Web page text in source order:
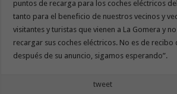
puntos de recarga para los coches eléctricos
tanto para el beneficio de nuestros vecinos y
visitantes y turistas que vienen a La Gomera y
recargar sus coches eléctricos. No es de recibo
después de su anuncio, sigamos esperando”.
tweet